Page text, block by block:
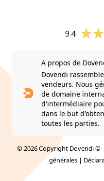
9.4
A propos de
Dovendi
vendeurs. Nous
de domaine
d'intermédiaire
dans le but
toutes les parties.
© 2026 Copyright Dovendi ©
générales |